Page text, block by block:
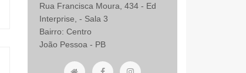
Rua Francisca Moura, 434 - Ed
Interprise, - Sala 3
Bairro: Centro
João Pessoa - PB